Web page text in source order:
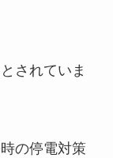
されていま
の停電対策